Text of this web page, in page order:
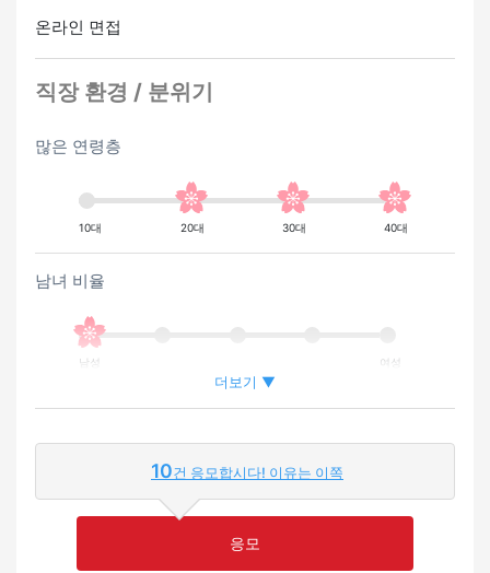
온라인 면접
직장 환경 / 분위기
많은 연령층
10대 20대 30대 40대
남녀 비율
남성 여성
외국인이 근무하는 비율
적은 많은
영어 또는 모국어를 살릴 수 있는 환경
더보기 ▼
10건 응모합시다! 이유는 이쪽
응모